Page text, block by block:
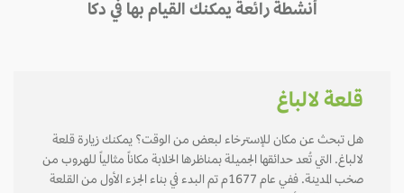
أنشطة رائعة يمكنك القيام بها في دكا
قلعة لالباغ
هل تبحث عن مكان للإسترخاء لبعض من الوقت؟ يمكنك زيارة قلعة
لالباغ. التي تُعد حدائقها الجميلة بمناظرها الخلابة مكاناً مثالياً للهروب من
صخب المدينة. ففي عام 1677م تم البدء في بناء الجزء الأول من القلعة